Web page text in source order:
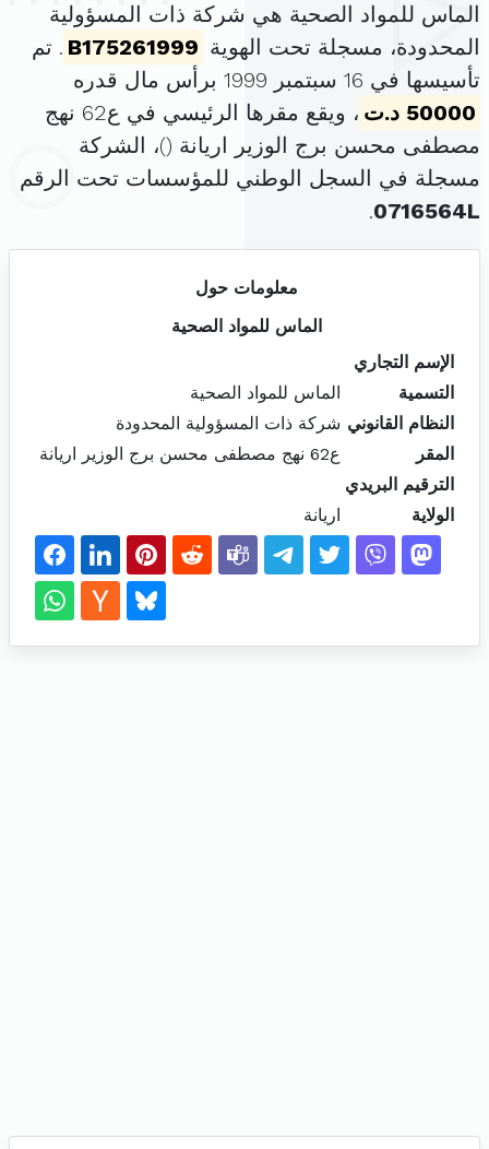
الماس للمواد الصحية هي شركة ذات المسؤولية
المحدودة، مسجلة تحت الهوية B175261999 . تم
تأسيسها في 16 سبتمبر 1999 برأس مال قدره
50000 د.ت
، ويقع مقرها الرئيسي في ع62 نهج
مصطفى محسن برج الوزير اريانة ()، الشركة
مسجلة في السجل الوطني للمؤسسات تحت الرقم
0716564L
.
معلومات حول
الماس للمواد الصحية
الإسم التجاري
التسمية
الماس للمواد الصحية
النظام القانوني شركة ذات المسؤولية المحدودة
المقر
ع62 نهج مصطفى محسن برج الوزير اريانة
الترقيم البريدي
الولاية
اريانة